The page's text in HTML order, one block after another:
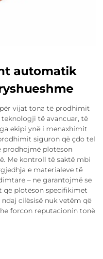
automatik
vijat tona të prodhimit
të avancuar, të
ekipi ynë i menaxhimit
siguron që çdo tel
prodhojmë plotëson
Me kontroll të saktë mbi
e materialeve të
– ne garantojmë se
plotëson specifikimet
cilësisë nuk vetëm që
forcon reputacionin tonë